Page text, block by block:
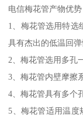
电信梅花管产物优势
1、梅花管选用特选
具有杰出的低温回
2、梅花管选用多孔
3、梅花管内壁摩擦
4、梅花管具有多个
5、梅花管适用温度